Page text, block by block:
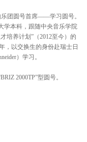
团圆号首席——学习圆号。
学本科，跟随中央音乐学院
培养计划”（2012至今）的
，以交换生的身份赴瑞士日
）学习。
2000TP”型圆号。